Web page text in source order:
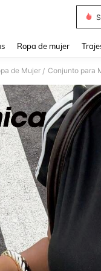
Ropa de mujer
de Mujer / Conjunto para